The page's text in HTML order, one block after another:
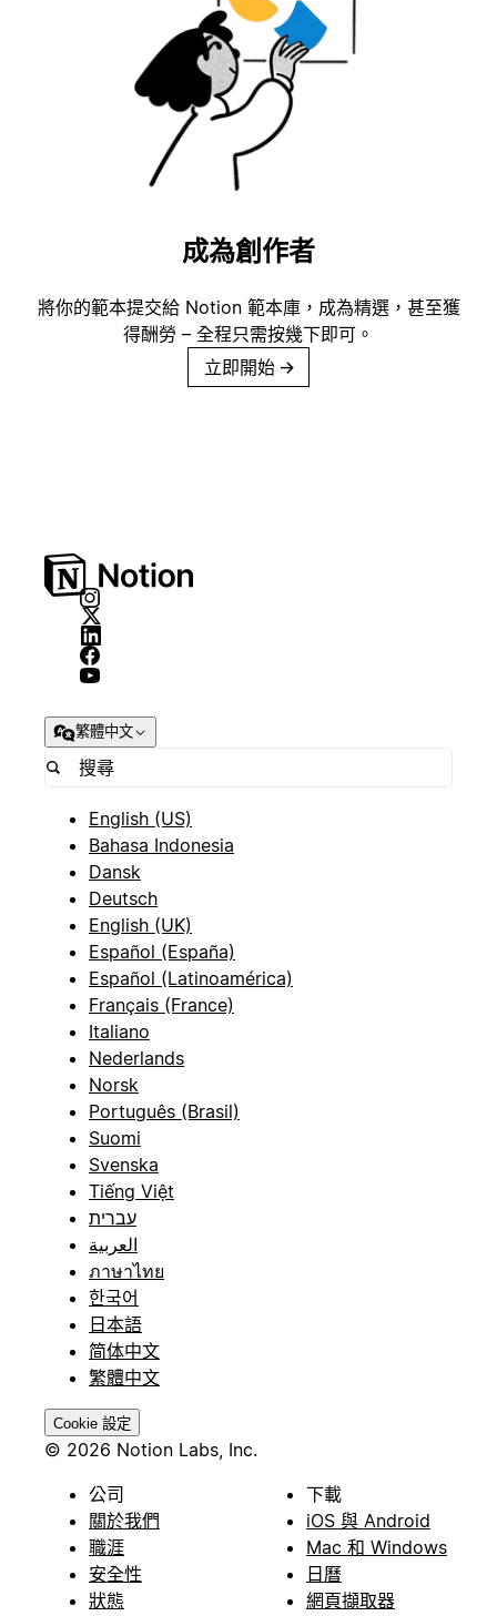
成為創作者
將你的範本提交給 Notion 範本庫，成為精選，甚至獲
得酬勞 – 全程只需按幾下即可。
立即開始 →
繁體中文
English (US)
Bahasa Indonesia
Dansk
Deutsch
English (UK)
Español (España)
Español (Latinoamérica)
Français (France)
Italiano
Nederlands
Norsk
Português (Brasil)
Suomi
Svenska
Tiếng Việt
עברית
العربية
ภาษาไทย
한국어
日本語
简体中文
繁體中文
Cookie 設定
© 2026 Notion Labs, Inc.
公司
關於我們
職涯
安全性
狀態
下載
iOS 與 Android
Mac 和 Windows
日曆
網頁擷取器